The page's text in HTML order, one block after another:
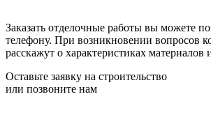
Заказать отделочные работы вы можете
телефону. При возникновении вопросов
расскажут о характеристиках материалов
Оставьте заявку на строительство
или позвоните нам